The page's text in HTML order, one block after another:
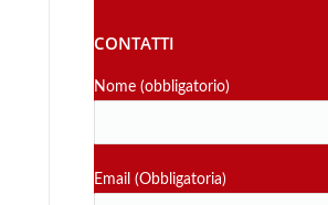
CONTATTI
Nome (obbligatorio)
Email (Obbligatoria)